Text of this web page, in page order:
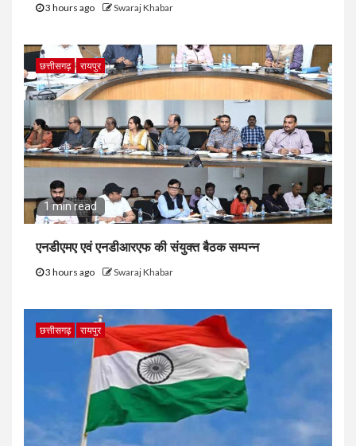
3 hours ago Swaraj Khabar
छत्तीसगढ़ रायपुर
1 min read
एनडीएमए एवं एनडीआरएफ की संयुक्त बैठक सम्पन्न
3 hours ago Swaraj Khabar
छत्तीसगढ़ रायपुर